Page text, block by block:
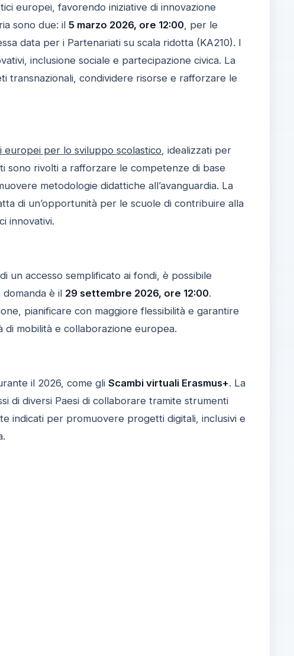
europei, favorendo iniziative di innovazione
sono due: il 5 marzo 2026, ore 12:00, per le
data per i Partenariati su scala ridotta (KA210). I
inclusione sociale e partecipazione civica. La
transnazionali, condividere risorse e rafforzare le
europei per lo sviluppo scolastico , idealizzati per
sono rivolti a rafforzare le competenze di base
metodologie didattiche all’avanguardia. La
di un’opportunità per le scuole di contribuire alla
innovativi.
un accesso semplificato ai fondi, è possibile
è il 29 settembre 2026, ore 12:00.
pianificare con maggiore flessibilità e garantire
mobilità e collaborazione europea.
il 2026, come gli Scambi virtuali Erasmus+. La
di diversi Paesi di collaborare tramite strumenti
indicati per promuovere progetti digitali, inclusivi e